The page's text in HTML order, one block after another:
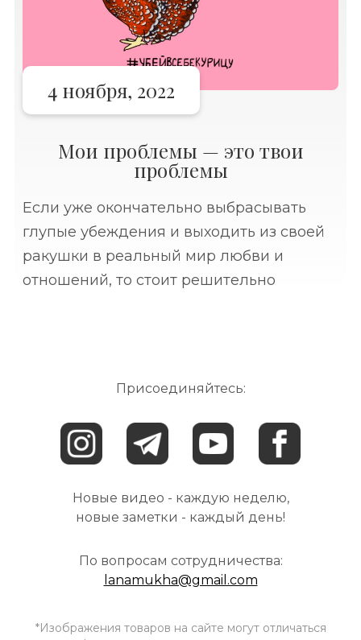
4 ноября, 2022
Мои проблемы — это твои
проблемы
Если уже окончательно выбрасывать
глупые убеждения и выходить из своей
ракушки в реальный мир любви и
отношений, то стоит решительно
Присоединяйтесь:
Новые видео - каждую неделю,
новые заметки - каждый день!
По вопросам сотрудничества:
lanamukha@gmail.com
*Изображения товаров на сайте могут отличаться